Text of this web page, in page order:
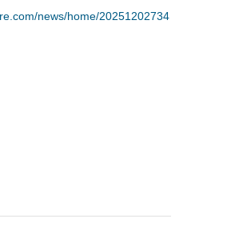
news/home/20251202734